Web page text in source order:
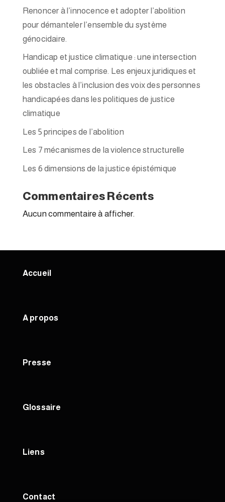
Renoncer à l’innocence et adopter l’abolition
pour démanteler l’ensemble du système
génocidaire.
Handicap et justice climatique : une intersection
oubliée et mal comprise. Les enjeux juridiques et
les obstacles à l’inclusion des voix des personnes
handicapées dans les politiques de justice
climatique
Les 5 principes de l’abolition
Les 7 mécanismes de la violence structurelle
Les 6 dimensions de la justice épistémique
Commentaires Récents
Aucun commentaire à afficher.
Accueil
A propos
Presse
Glossaire
Liens
Contact